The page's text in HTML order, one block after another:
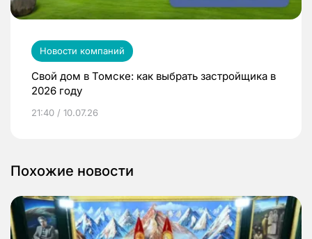
Новости компаний
Свой дом в Томске: как выбрать застройщика в
2026 году
21:40 / 10.07.26
Похожие новости